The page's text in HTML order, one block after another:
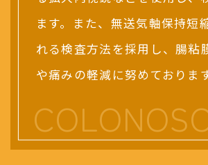
ます。また、無送気軸保持短
れる検査方法を採用し、腸粘
や痛みの軽減に努めております